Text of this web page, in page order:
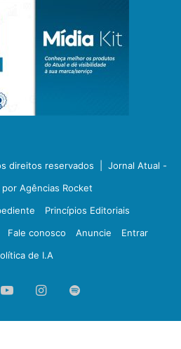
direitos reservados | Jornal Atual -
Agências Rocket
Princípios Editoriais
Fale conosco Anuncie
Entrar
de I.A
YouTubeInstagram
Spotify